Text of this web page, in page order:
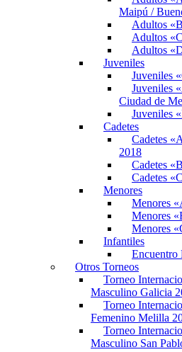
Maipú /
Adultos
Adultos
Adultos
Juveniles
Juveniles
Juveniles
Ciudad de
Juveniles
Cadetes
Cadetes
2018
Cadetes
Cadetes
Menores
Menores
Menores
Menores
Infantiles
Encuentro
Otros Torneos
Torneo
Masculino Galicia
Torneo
Femenino Melilla
Torneo
Masculino San